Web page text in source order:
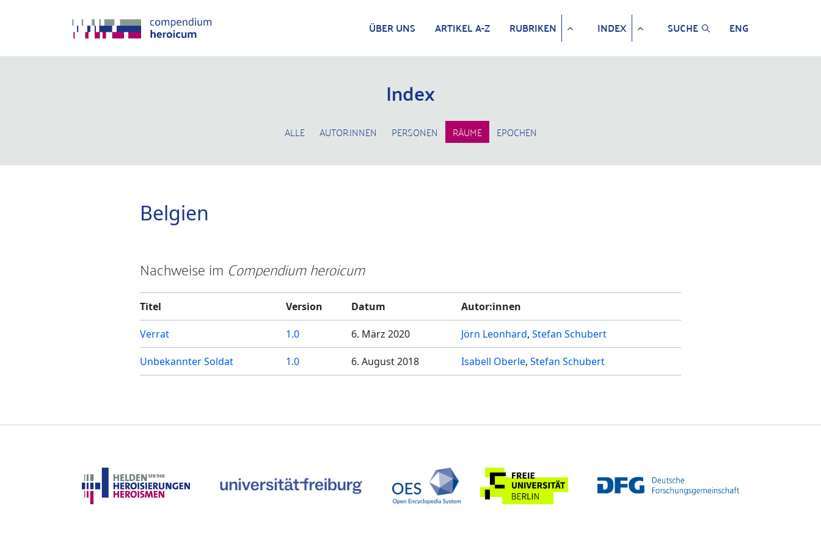
ÜBER UNS ARTIKEL A-Z RUBRIKEN INDEX SUCHE ENG
Index
ALLE AUTOR:INNEN PERSONEN RÄUME EPOCHEN
Belgien
Nachweise im Compendium heroicum
Titel Version Datum Autor:innen
Verrat 1.0 6. März 2020 Jörn Leonhard Stefan Schubert
Unbekannter Soldat 1.0 6. August 2018 Isabell Oberle Stefan Schubert